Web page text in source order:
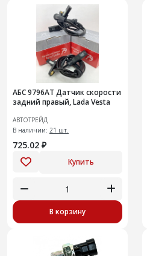
АБС 9796АТ Датчик скорости
задний правый, Lada Vesta
АВТОТРЕЙД
В наличии: 21 шт.
725.02 ₽
Купить
В корзину